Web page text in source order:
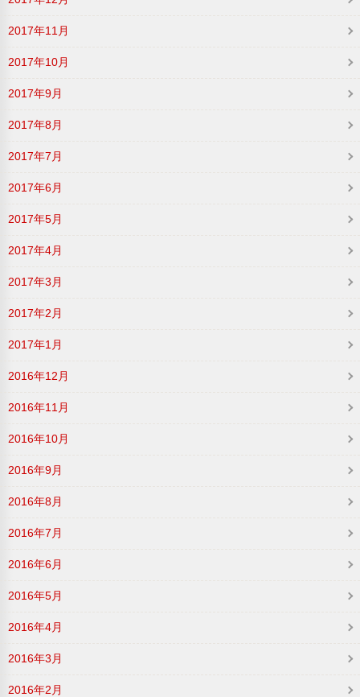
2017年11月
2017年10月
2017年9月
2017年8月
2017年7月
2017年6月
2017年5月
2017年4月
2017年3月
2017年2月
2017年1月
2016年12月
2016年11月
2016年10月
2016年9月
2016年8月
2016年7月
2016年6月
2016年5月
2016年4月
2016年3月
2016年2月